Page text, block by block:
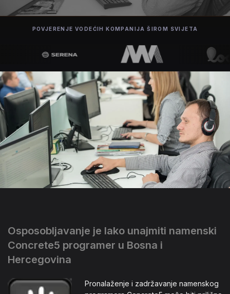
POVJERENJE VODEĆIH KOMPANIJA ŠIROM SVIJETA
Osposobljavanje je lako unajmiti namenski
Concrete5 programer u Bosna i
Hercegovina
Pronalaženje i zadržavanje namenskog